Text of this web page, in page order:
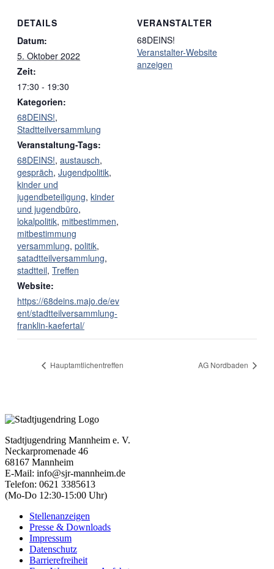
DETAILS
Datum:
5. Oktober 2022
Zeit:
17:30 - 19:30
Kategorien:
68DEINS!,
Stadtteilversammlung
Veranstaltung-Tags:
68DEINS!, austausch,
gespräch, Jugendpolitik,
kinder und
jugendbeteiligung, kinder
und jugendbüro,
lokalpolitik, mitbestimmen,
mitbestimmung
versammlung, politik,
satadtteilversammlung,
stadtteil, Treffen
Website:
https://68deins.majo.de/ev
ent/stadtteilversammlung-
franklin-kaefertal/
VERANSTALTER
68DEINS!
Veranstalter-Website
anzeigen
Hauptamtlichentreffen AG Nordbaden
Stadtjugendring Mannheim e. V.
Neckarpromenade 46
68167 Mannheim
E-Mail: info@sjr-mannheim.de
Telefon: 0621 3385613
(Mo-Do 12:30-15:00 Uhr)
Stellenanzeigen
Presse & Downloads
Impressum
Datenschutz
Barrierefreiheit